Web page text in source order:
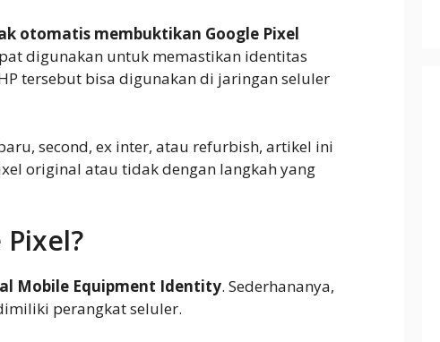
otomatis membuktikan Google Pixel
digunakan untuk memastikan identitas
tersebut bisa digunakan di jaringan seluler
second, ex inter, atau refurbish, artikel ini
original atau tidak dengan langkah yang
Mobile Equipment Identity. Sederhananya,
perangkat seluler.